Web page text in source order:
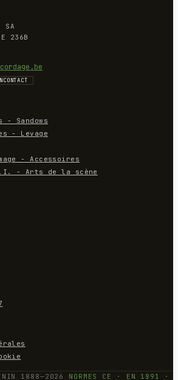
SA
236B
- Sandows
- Levage
- Accessoires
- Arts de la scène
1888—2026 NORMES CE · EN 1891 ·